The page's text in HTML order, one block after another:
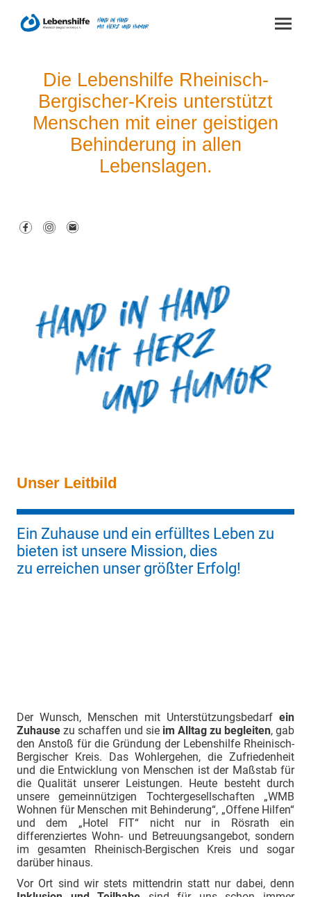
Die Lebenshilfe Rheinisch-
Bergischer-Kreis unterstützt
Menschen mit einer geistigen
Behinderung in allen
Lebenslagen.
Unser Leitbild
Ein Zuhause und ein erfülltes Leben zu
bieten ist unsere Mission, dies
zu erreichen unser größter Erfolg!
Der Wunsch, Menschen mit Unterstützungsbedarf ein
Zuhause zu schaffen und sie im Alltag zu begleiten, gab
den Anstoß für die Gründung der Lebenshilfe Rheinisch-
Bergischer Kreis. Das Wohlergehen, die Zufriedenheit
und die Entwicklung von Menschen ist der Maßstab für
die Qualität unserer Leistungen. Heute besteht durch
unsere gemeinnützigen Tochtergesellschaften „WMB
Wohnen für Menschen mit Behinderung“, „Offene Hilfen“
und dem „Hotel FIT“ nicht nur in Rösrath ein
differenziertes Wohn- und Betreuungsangebot, sondern
im gesamten Rheinisch-Bergischen Kreis und sogar
darüber hinaus.
Vor Ort sind wir stets mittendrin statt nur dabei, denn